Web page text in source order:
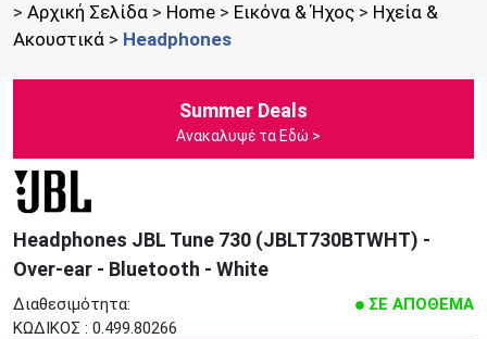
> Αρχική Σελίδα > Home > Εικόνα & Ήχος > Ηχεία &
Ακουστικά > Headphones
Summer Deals
Ανακαλυψέ τα Εδώ >
Headphones JBL Tune 730 (JBLT730BTWHT) -
Over-ear - Bluetooth - White
Διαθεσιμότητα:
ΣΕ ΑΠΟΘΕΜΑ
ΚΩΔΙΚΟΣ : 0.499.80266